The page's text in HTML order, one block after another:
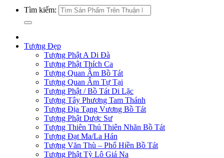
Tìm kiếm:
Tượng Đẹp
Tượng Phật A Di Đà
Tượng Phật Thích Ca
Tượng Quan Âm Bồ Tát
Tượng Quan Âm Tự Tại
Tượng Phật / Bồ Tát Di Lặc
Tượng Tây Phương Tam Thánh
Tượng Địa Tạng Vương Bồ Tát
Tượng Phật Dược Sư
Tượng Thiên Thủ Thiên Nhãn Bồ Tát
Tượng Đạt Ma/La Hán
Tượng Văn Thù – Phổ Hiền Bồ Tát
Tượng Phật Tỳ Lô Giá Na